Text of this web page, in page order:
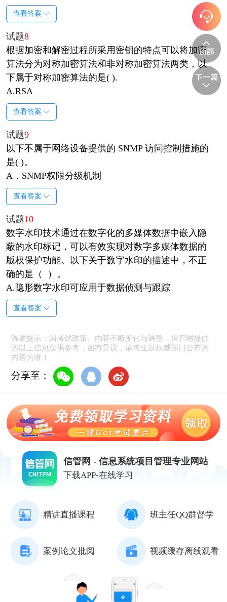
查看答案
试题8
根据加密和解密过程所采用密钥的特点可以将加密
算法分为对称加密算法和非对称加密算法两类，以
下属于对称加密算法的是( ).
A.RSA
查看答案
试题9
以下不属于网络设备提供的 SNMP 访问控制措施的
是( )。
A．SNMP权限分级机制
查看答案
试题10
数字水印技术通过在数字化的多媒体数据中嵌入隐
蔽的水印标记，可以有效实现对数字多媒体数据的
版权保护功能。以下关于数字水印的描述中，不正
确的是（ ）。
A.隐形数字水印可应用于数据侦测与跟踪
查看答案
温馨提示：因考试政策、内容不断变化与调整，信管网提供
的以上信息仅供参考，如有异议，请考生以权威部门公布的
内容为准！
分享至：
信管网 - 信息系统项目管理专业网站
下载APP-在线学习
精讲直播课程 班主任QQ群督学
案例论文批阅 视频缓存离线观看